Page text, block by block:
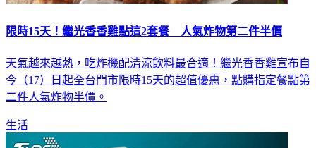
限時15天！繼光香香雞點這2套餐 人氣炸物第二件半價
天氣越來越熱，吃炸機配清涼飲料最合適！繼光香香雞宣布自
今（17）日起全台門市限時15天的超值優惠，點購指定餐點第
二件人氣炸物半價。
生活